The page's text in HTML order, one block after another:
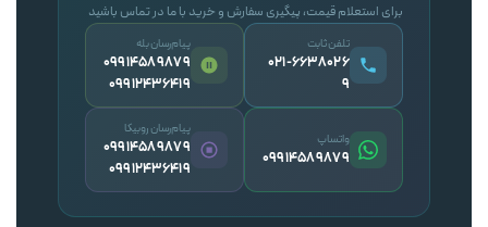
برای استعلام قیمت، پیگیری سفارش و خرید با ما در تماس باشید
تلفن ثابت
۰۲۱-۶۶۳۸۰۲۶
۹
پیام‌رسان بله
09914589879
09912436419
واتساپ
09914589879
پیام‌رسان روبیکا
09914589879
09912436419